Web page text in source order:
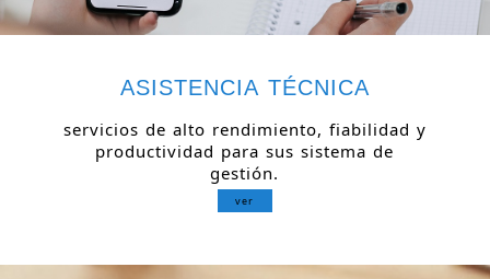
ASISTENCIA TÉCNICA
servicios de alto rendimiento, fiabilidad y
productividad para sus sistema de
gestión.
ver